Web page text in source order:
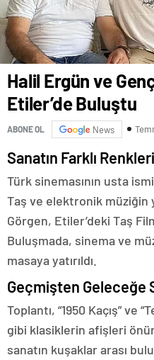
Halil Ergün ve
Etiler’de Buluştu
ABONE OL News
Sanatın Farklı
Türk sinemasının usta
Taş ve elektronik müziğin
Görgen, Etiler’deki Taş
Buluşmada, sinema ve
masaya yatırıldı.
Geçmişten Geleceğe
Toplantı, “1950 Kaçış” ve
gibi klasiklerin afişleri
sanatın kuşaklar arası